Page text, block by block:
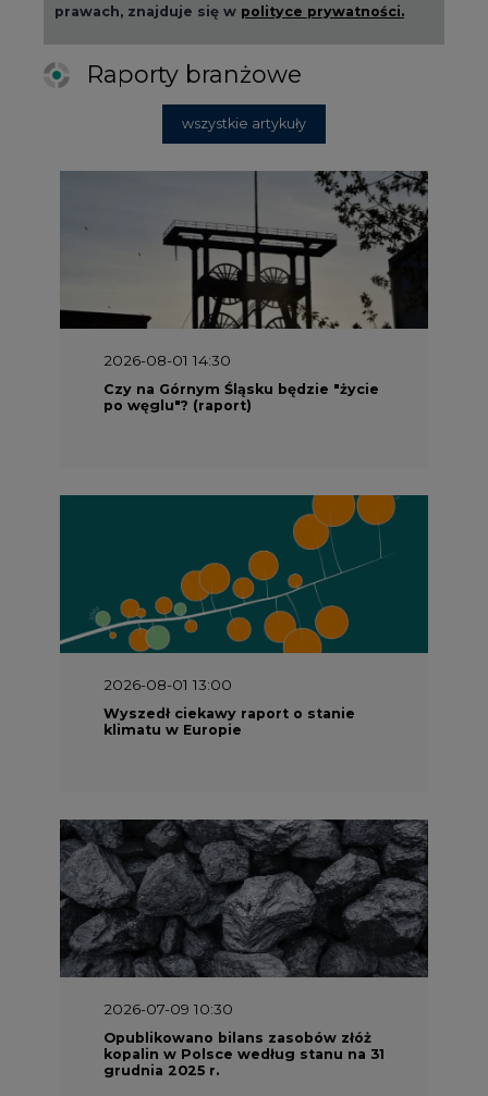
prawach, znajduje się w polityce prywatności.
Raporty branżowe
wszystkie artykuły
2026-08-01 14:30
Czy na Górnym Śląsku będzie "życie
po węglu"? (raport)
2026-08-01 13:00
Wyszedł ciekawy raport o stanie
klimatu w Europie
2026-07-09 10:30
Opublikowano bilans zasobów złóż
kopalin w Polsce według stanu na 31
grudnia 2025 r.